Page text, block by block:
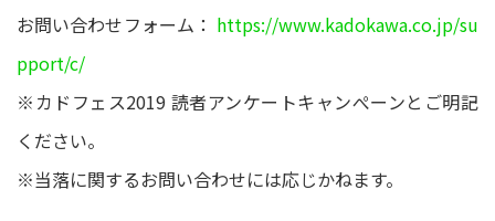
お問い合わせフォーム： https://www.kadokawa.co.jp/su
pport/c/
※カドフェス2019 読者アンケートキャンぺーンとご明記
ください。
※当落に関するお問い合わせには応じかねます。